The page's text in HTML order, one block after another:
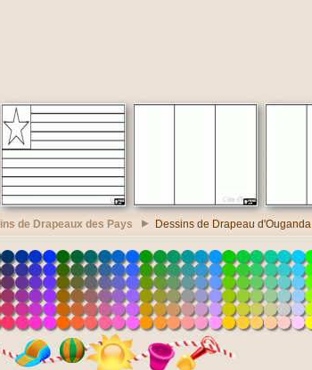
de Drapeaux des Pays Dessins de Drapeau d'Ouganda